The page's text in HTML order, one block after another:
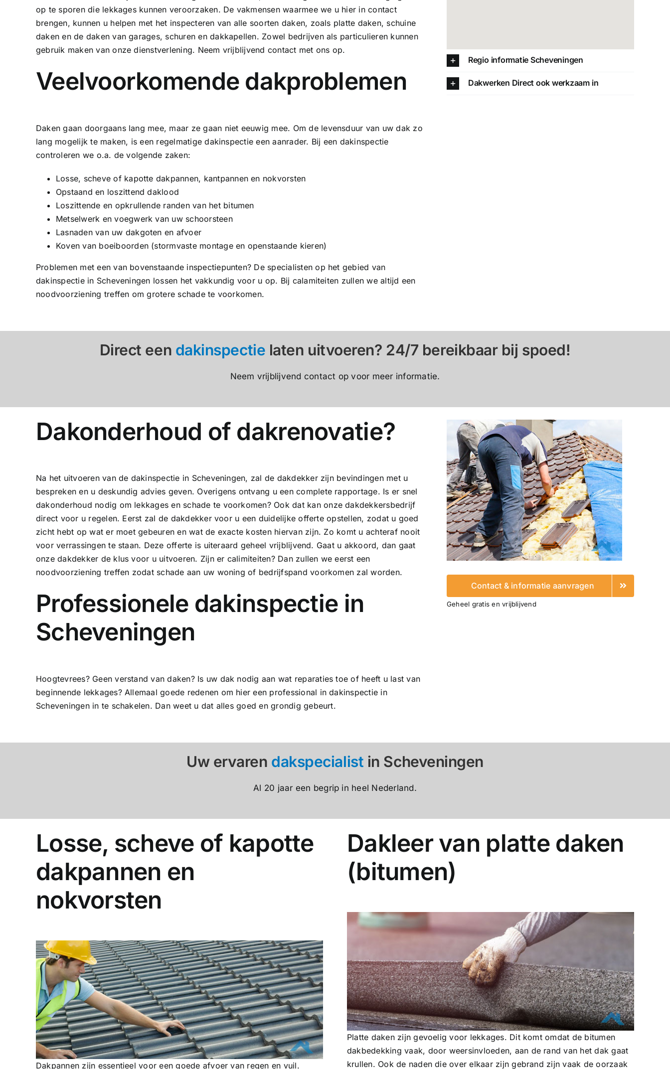
op te sporen die lekkages kunnen veroorzaken. De vakmensen waarmee we u hier in contact
brengen, kunnen u helpen met het inspecteren van alle soorten daken, zoals platte daken, schuine
daken en de daken van garages, schuren en dakkapellen. Zowel bedrijven als particulieren kunnen
gebruik maken van onze dienstverlening. Neem vrijblijvend contact met ons op.
Veelvoorkomende dakproblemen
Daken gaan doorgaans lang mee, maar ze gaan niet eeuwig mee. Om de levensduur van uw dak zo
lang mogelijk te maken, is een regelmatige dakinspectie een aanrader. Bij een dakinspectie
controleren we o.a. de volgende zaken:
Losse, scheve of kapotte dakpannen, kantpannen en nokvorsten
Opstaand en loszittend daklood
Loszittende en opkrullende randen van het bitumen
Metselwerk en voegwerk van uw schoorsteen
Lasnaden van uw dakgoten en afvoer
Koven van boeiboorden (stormvaste montage en openstaande kieren)
Problemen met een van bovenstaande inspectiepunten? De specialisten op het gebied van
dakinspectie in Scheveningen lossen het vakkundig voor u op. Bij calamiteiten zullen we altijd een
noodvoorziening treffen om grotere schade te voorkomen.
Regio informatie Scheveningen
Dakwerken Direct ook werkzaam in
Direct een dakinspectie laten uitvoeren? 24/7 bereikbaar bij spoed!
Neem vrijblijvend contact op voor meer informatie.
Dakonderhoud of dakrenovatie?
Na het uitvoeren van de dakinspectie in Scheveningen, zal de dakdekker zijn bevindingen met u
bespreken en u deskundig advies geven. Overigens ontvang u een complete rapportage. Is er snel
dakonderhoud nodig om lekkages en schade te voorkomen? Ook dat kan onze dakdekkersbedrijf
direct voor u regelen. Eerst zal de dakdekker voor u een duidelijke offerte opstellen, zodat u goed
zicht hebt op wat er moet gebeuren en wat de exacte kosten hiervan zijn. Zo komt u achteraf nooit
voor verrassingen te staan. Deze offerte is uiteraard geheel vrijblijvend. Gaat u akkoord, dan gaat
onze dakdekker de klus voor u uitvoeren. Zijn er calimiteiten? Dan zullen we eerst een
noodvoorziening treffen zodat schade aan uw woning of bedrijfspand voorkomen zal worden.
Professionele dakinspectie in
Scheveningen
Hoogtevrees? Geen verstand van daken? Is uw dak nodig aan wat reparaties toe of heeft u last van
beginnende lekkages? Allemaal goede redenen om hier een professional in dakinspectie in
Scheveningen in te schakelen. Dan weet u dat alles goed en grondig gebeurt.
Contact & informatie aanvragen
Geheel gratis en vrijblijvend
Uw ervaren dakspecialist in Scheveningen
Al 20 jaar een begrip in heel Nederland.
Losse, scheve of kapotte
dakpannen en
nokvorsten
Dakpannen zijn essentieel voor een goede afvoer van regen en vuil.
Dakleer van platte daken
(bitumen)
Platte daken zijn gevoelig voor lekkages. Dit komt omdat de bitumen
dakbedekking vaak, door weersinvloeden, aan de rand van het dak gaat
krullen. Ook de naden die over elkaar zijn gebrand zijn vaak de oorzaak